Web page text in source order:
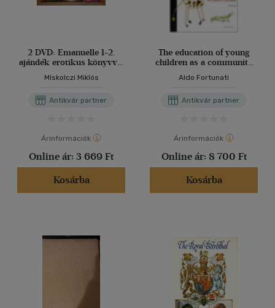
2 DVD: Emanuelle 1-2.
ajándék erotikus könyvvel
barátjának elmesélte volna
MIskolczi Miklós
Antikvár partner
Árinformációk
Online ár: 3 669 Ft
Kosárba
The education of young
children as a community
Aldo Fortunati
Antikvár partner
Árinformációk
Online ár: 8 700 Ft
Kosárba